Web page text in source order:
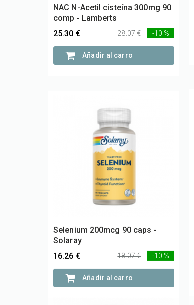
NAC N-Acetil cisteína 300mg 90
comp - Lamberts
25.30 €
28.07 € -10 %
Añadir al carro
Selenium 200mcg 90 caps -
Solaray
16.26 €
18.07 € -10 %
Añadir al carro